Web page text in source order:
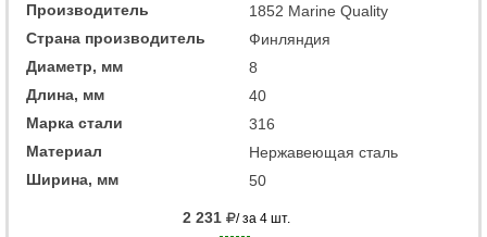
Производитель
1852 Marine Quality
Страна производитель
Финляндия
Диаметр, мм
8
Длина, мм
40
Марка стали
316
Материал
Нержавеющая сталь
Ширина, мм
50
2 231 / за 4 шт.